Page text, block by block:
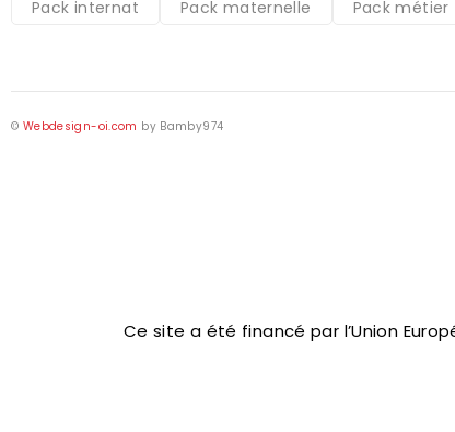
Pack internat
Pack maternelle Pack métier
© Webdesign-oi.com by Bamby974
Ce site a été financé par l’Union